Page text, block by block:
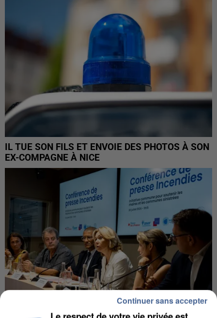
IL TUE SON FILS ET ENVOIE DES PHOTOS À SON
EX-COMPAGNE À NICE
Continuer sans accepter